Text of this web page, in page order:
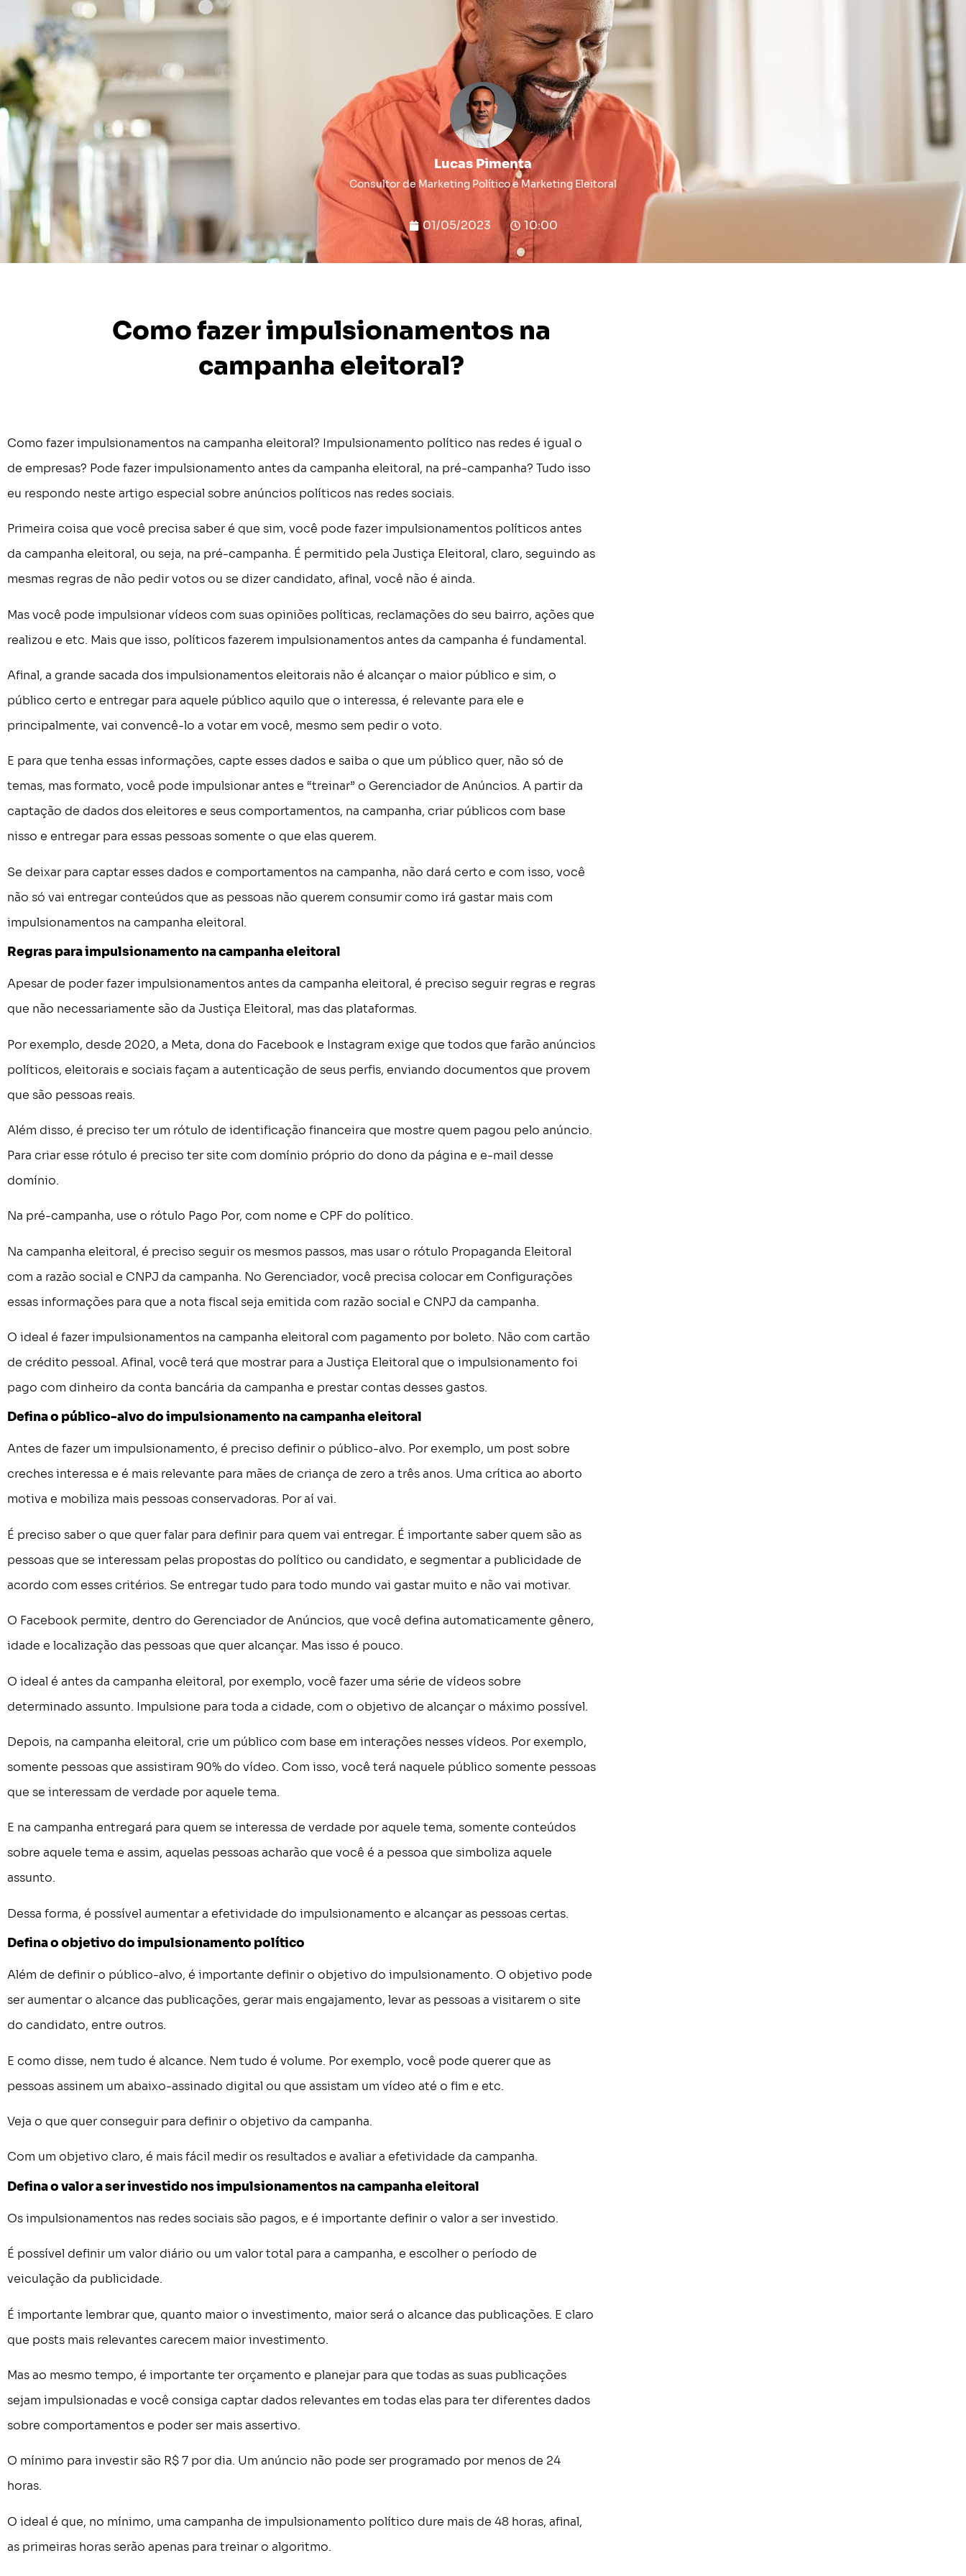
Lucas Pimenta
Consultor de Marketing Político e Marketing Eleitoral
01/05/2023 10:00
Como fazer impulsionamentos na
campanha eleitoral?
Como fazer impulsionamentos na campanha eleitoral? Impulsionamento político nas redes é igual o
de empresas? Pode fazer impulsionamento antes da campanha eleitoral, na pré-campanha? Tudo isso
eu respondo neste artigo especial sobre anúncios políticos nas redes sociais.
Primeira coisa que você precisa saber é que sim, você pode fazer impulsionamentos políticos antes
da campanha eleitoral, ou seja, na pré-campanha. É permitido pela Justiça Eleitoral, claro, seguindo as
mesmas regras de não pedir votos ou se dizer candidato, afinal, você não é ainda.
Mas você pode impulsionar vídeos com suas opiniões políticas, reclamações do seu bairro, ações que
realizou e etc. Mais que isso, políticos fazerem impulsionamentos antes da campanha é fundamental.
Afinal, a grande sacada dos impulsionamentos eleitorais não é alcançar o maior público e sim, o
público certo e entregar para aquele público aquilo que o interessa, é relevante para ele e
principalmente, vai convencê-lo a votar em você, mesmo sem pedir o voto.
E para que tenha essas informações, capte esses dados e saiba o que um público quer, não só de
temas, mas formato, você pode impulsionar antes e “treinar” o Gerenciador de Anúncios. A partir da
captação de dados dos eleitores e seus comportamentos, na campanha, criar públicos com base
nisso e entregar para essas pessoas somente o que elas querem.
Se deixar para captar esses dados e comportamentos na campanha, não dará certo e com isso, você
não só vai entregar conteúdos que as pessoas não querem consumir como irá gastar mais com
impulsionamentos na campanha eleitoral.
Regras para impulsionamento na campanha eleitoral
Apesar de poder fazer impulsionamentos antes da campanha eleitoral, é preciso seguir regras e regras
que não necessariamente são da Justiça Eleitoral, mas das plataformas.
Por exemplo, desde 2020, a Meta, dona do Facebook e Instagram exige que todos que farão anúncios
políticos, eleitorais e sociais façam a autenticação de seus perfis, enviando documentos que provem
que são pessoas reais.
Além disso, é preciso ter um rótulo de identificação financeira que mostre quem pagou pelo anúncio.
Para criar esse rótulo é preciso ter site com domínio próprio do dono da página e e-mail desse
domínio.
Na pré-campanha, use o rótulo Pago Por, com nome e CPF do político.
Na campanha eleitoral, é preciso seguir os mesmos passos, mas usar o rótulo Propaganda Eleitoral
com a razão social e CNPJ da campanha. No Gerenciador, você precisa colocar em Configurações
essas informações para que a nota fiscal seja emitida com razão social e CNPJ da campanha.
O ideal é fazer impulsionamentos na campanha eleitoral com pagamento por boleto. Não com cartão
de crédito pessoal. Afinal, você terá que mostrar para a Justiça Eleitoral que o impulsionamento foi
pago com dinheiro da conta bancária da campanha e prestar contas desses gastos.
Defina o público-alvo do impulsionamento na campanha eleitoral
Antes de fazer um impulsionamento, é preciso definir o público-alvo. Por exemplo, um post sobre
creches interessa e é mais relevante para mães de criança de zero a três anos. Uma crítica ao aborto
motiva e mobiliza mais pessoas conservadoras. Por aí vai.
É preciso saber o que quer falar para definir para quem vai entregar. É importante saber quem são as
pessoas que se interessam pelas propostas do político ou candidato, e segmentar a publicidade de
acordo com esses critérios. Se entregar tudo para todo mundo vai gastar muito e não vai motivar.
O Facebook permite, dentro do Gerenciador de Anúncios, que você defina automaticamente gênero,
idade e localização das pessoas que quer alcançar. Mas isso é pouco.
O ideal é antes da campanha eleitoral, por exemplo, você fazer uma série de vídeos sobre
determinado assunto. Impulsione para toda a cidade, com o objetivo de alcançar o máximo possível.
Depois, na campanha eleitoral, crie um público com base em interações nesses vídeos. Por exemplo,
somente pessoas que assistiram 90% do vídeo. Com isso, você terá naquele público somente pessoas
que se interessam de verdade por aquele tema.
E na campanha entregará para quem se interessa de verdade por aquele tema, somente conteúdos
sobre aquele tema e assim, aquelas pessoas acharão que você é a pessoa que simboliza aquele
assunto.
Dessa forma, é possível aumentar a efetividade do impulsionamento e alcançar as pessoas certas.
Defina o objetivo do impulsionamento político
Além de definir o público-alvo, é importante definir o objetivo do impulsionamento. O objetivo pode
ser aumentar o alcance das publicações, gerar mais engajamento, levar as pessoas a visitarem o site
do candidato, entre outros.
E como disse, nem tudo é alcance. Nem tudo é volume. Por exemplo, você pode querer que as
pessoas assinem um abaixo-assinado digital ou que assistam um vídeo até o fim e etc.
Veja o que quer conseguir para definir o objetivo da campanha.
Com um objetivo claro, é mais fácil medir os resultados e avaliar a efetividade da campanha.
Defina o valor a ser investido nos impulsionamentos na campanha eleitoral
Os impulsionamentos nas redes sociais são pagos, e é importante definir o valor a ser investido.
É possível definir um valor diário ou um valor total para a campanha, e escolher o período de
veiculação da publicidade.
É importante lembrar que, quanto maior o investimento, maior será o alcance das publicações. E claro
que posts mais relevantes carecem maior investimento.
Mas ao mesmo tempo, é importante ter orçamento e planejar para que todas as suas publicações
sejam impulsionadas e você consiga captar dados relevantes em todas elas para ter diferentes dados
sobre comportamentos e poder ser mais assertivo.
O mínimo para investir são R$ 7 por dia. Um anúncio não pode ser programado por menos de 24
horas.
O ideal é que, no mínimo, uma campanha de impulsionamento político dure mais de 48 horas, afinal,
as primeiras horas serão apenas para treinar o algoritmo.